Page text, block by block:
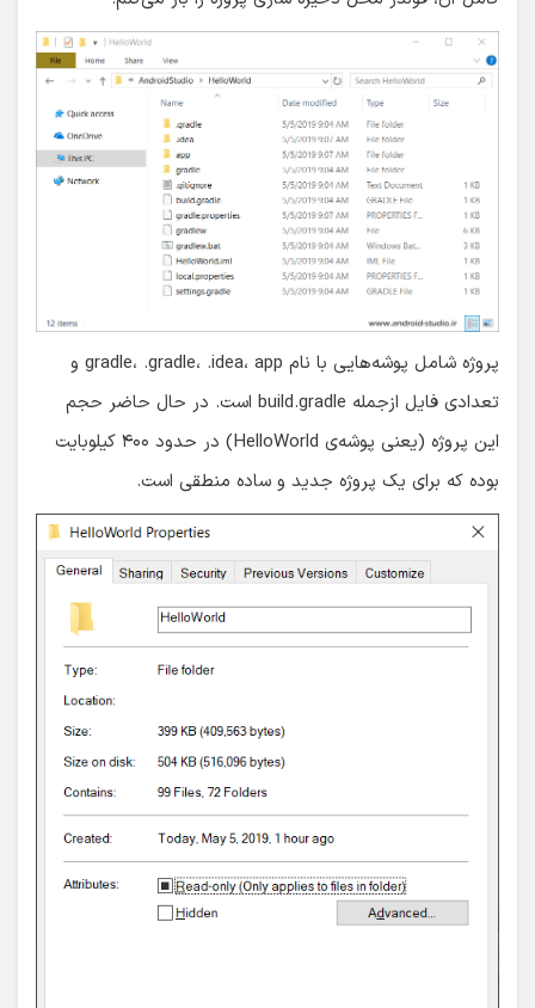
پروژه شامل پوشه‌هایی با نام gradle، .gradle، .idea، app و
تعدادی فایل ازجمله build.gradle است. در حال حاضر حجم
این پروژه (یعنی پوشه‌ی HelloWorld) در حدود ۴۰۰ کیلوبایت
بوده که برای یک پروژه جدید و ساده منطقی است.